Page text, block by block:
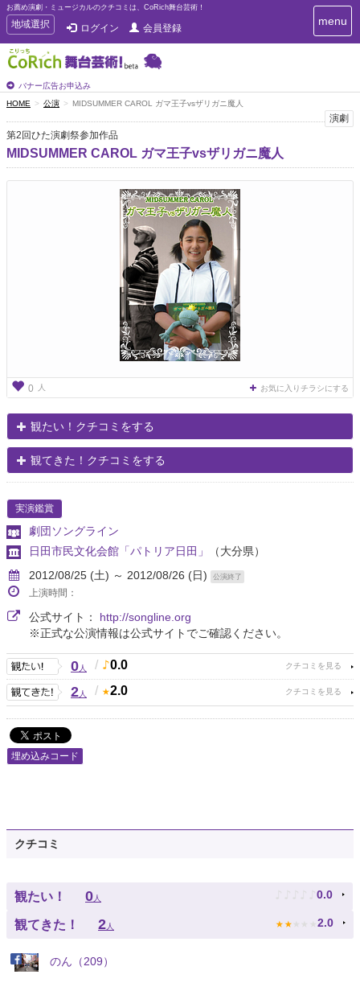
お薦め演劇・ミュージカルのクチコミは、CoRich舞台芸術！
T
o
g
g
e
n
a
v
g
地域選択 ログイン 会員登録
バナー広告お申込み
T
o
i
g
menu
HOME 公演 MIDSUMMER CAROL ガマ王子vsザリガニ魔人
演劇
第2回ひた演劇祭参加作品
MIDSUMMER CAROL ガマ王子vsザリガニ魔人
0 人 お気に入りチラシにする
観たい！クチコミをする
観てきた！クチコミをする
実演鑑賞
劇団ソングライン
日田市民文化会館「パトリア日田」
（大分県）
2012/08/25 (土) ～ 2012/08/26 (日)
公演終了
上演時間：
公式サイト： http://songline.org
※正式な公演情報は公式サイトでご確認ください。
0人 / 0.0
2人 / 2.0
埋め込みコード
クチコミ
観たい！ 0人 ♪ ♪ ♪ ♪ ♪ 0.0
観てきた！ 2人 ★ ★ ★ ★ ★ 2.0
のん（209）